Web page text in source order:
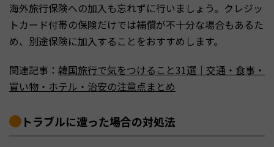
海外旅行保険への加入も忘れずに行いましょう。クレジッ
トカード付帯の保険だけでは補償が不十分な場合もあるた
め、別途保険に加入することをおすすめします。
関連記事： 韓国旅行で気をつけること31選｜交通・食事・
買い物・ホテル・治安の注意点まとめ
トラブルに遭った場合の対処法